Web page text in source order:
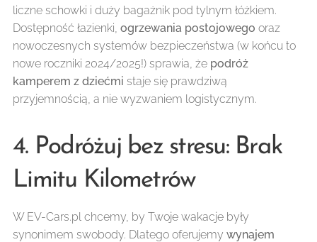
liczne schowki i duży bagażnik pod tylnym łóżkiem.
Dostępność łazienki, ogrzewania postojowego oraz
nowoczesnych systemów bezpieczeństwa (w końcu to
nowe roczniki 2024/2025!) sprawia, że podróż
kamperem z dziećmi staje się prawdziwą
przyjemnością, a nie wyzwaniem logistycznym.
4. Podróżuj bez stresu: Brak
Limitu Kilometrów
W EV-Cars.pl chcemy, by Twoje wakacje były
synonimem swobody. Dlatego oferujemy wynajem